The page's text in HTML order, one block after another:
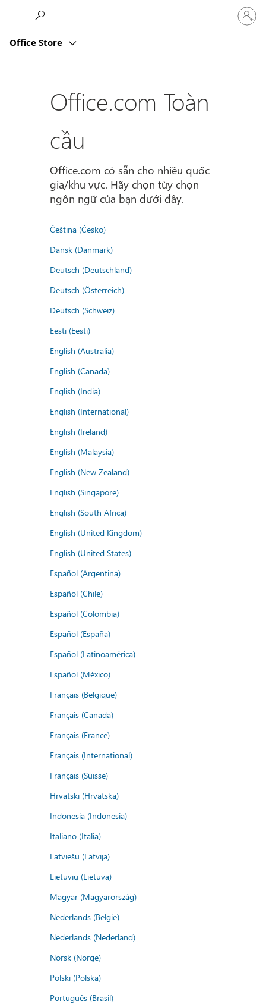
Office Store
Đăng
nhập
tài
của
Office.com Toàn
cầu
Office.com có sẵn cho nhiều quốc
gia/khu vực. Hãy chọn tùy chọn
ngôn ngữ của bạn dưới đây.
Čeština (Česko)
Dansk (Danmark)
Deutsch (Deutschland)
Deutsch (Österreich)
Deutsch (Schweiz)
Eesti (Eesti)
English (Australia)
English (Canada)
English (India)
English (International)
English (Ireland)
English (Malaysia)
English (New Zealand)
English (Singapore)
English (South Africa)
English (United Kingdom)
English (United States)
Español (Argentina)
Español (Chile)
Español (Colombia)
Español (España)
Español (Latinoamérica)
Español (México)
Français (Belgique)
Français (Canada)
Français (France)
Français (International)
Français (Suisse)
Hrvatski (Hrvatska)
Indonesia (Indonesia)
Italiano (Italia)
Latviešu (Latvija)
Lietuvių (Lietuva)
Magyar (Magyarország)
Nederlands (België)
Nederlands (Nederland)
Norsk (Norge)
Polski (Polska)
Português (Brasil)